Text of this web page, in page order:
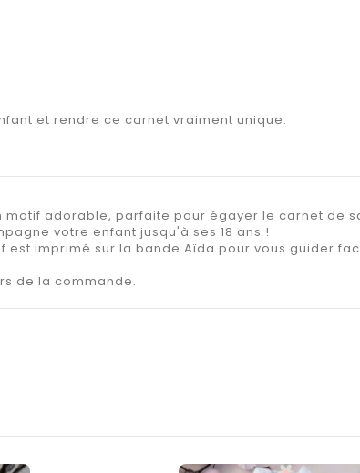
et rendre ce carnet vraiment unique.
adorable, parfaite pour égayer le carnet de
votre enfant jusqu'à ses 18 ans !
imprimé sur la bande Aïda pour vous guider
de la commande.